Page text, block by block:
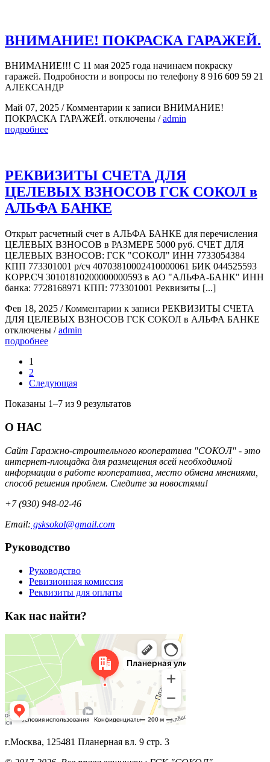
ВНИМАНИЕ! ПОКРАСКА ГАРАЖЕЙ.
ВНИМАНИЕ!!! С 11 мая 2025 года начинаем покраску
гаражей. Подробности и вопросы по телефону 8 916 609 59 21
АЛЕКСАНДР
Май 07, 2025 /Комментарии к записи ВНИМАНИЕ!
ПОКРАСКА ГАРАЖЕЙ. отключены /admin
подробнее
РЕКВИЗИТЫ СЧЕТА ДЛЯ
ЦЕЛЕВЫХ ВЗНОСОВ ГСК СОКОЛ в
АЛЬФА БАНКЕ
Открыт расчетный счет в АЛЬФА БАНКЕ для перечисления
ЦЕЛЕВЫХ ВЗНОСОВ в РАЗМЕРЕ 5000 руб. СЧЕТ ДЛЯ
ЦЕЛЕВЫХ ВЗНОСОВ: ГСК "СОКОЛ" ИНН 7733054384
КПП 773301001 р/сч 40703810002410000061 БИК 044525593
КОРР.СЧ 30101810200000000593 в АО "АЛЬФА-БАНК" ИНН
банка: 7728168971 КПП: 773301001 Реквизиты [...]
Фев 18, 2025 /Комментарии к записи РЕКВИЗИТЫ СЧЕТА
ДЛЯ ЦЕЛЕВЫХ ВЗНОСОВ ГСК СОКОЛ в АЛЬФА БАНКЕ
отключены /admin
подробнее
1
2
Следующая
Показаны 1–7 из 9 результатов
О НАС
Сайт Гаражно-строительного кооператива "СОКОЛ" - это
интернет-площадка для размещения всей необходимой
информации в работе кооператива, место обмена мнениями,
способ решения проблем. Следите за новостями!
+7 (930) 948-02-46
Email: gsksokol@gmail.com
Руководство
Руководство
Ревизионная комиссия
Реквизиты для оплаты
Как нас найти?
г.Москва, 125481 Планерная вл. 9 стр. 3